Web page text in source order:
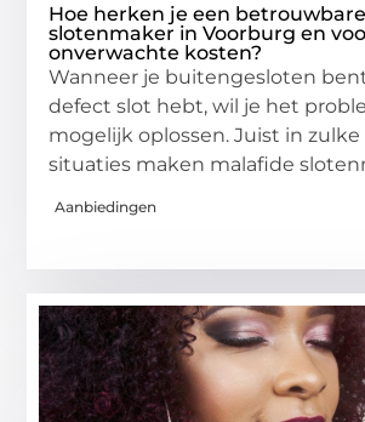
Hoe herken je een betrouwbare
slotenmaker in Voorburg en
onverwachte kosten?
Wanneer je buitengesloten
defect slot hebt, wil je het
mogelijk oplossen. Juist in zulke
situaties maken malafide
Aanbiedingen